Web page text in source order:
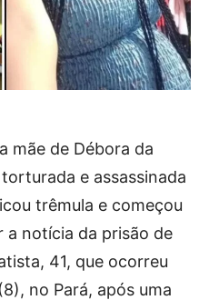
mãe de Débora da
e assassinada
trêmula e começou
a notícia da prisão de
41, que ocorreu
no Pará, após uma